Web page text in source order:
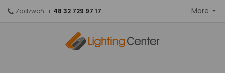
Zadzwoń: + 48 32 729 97 17 More